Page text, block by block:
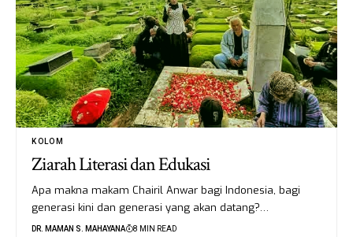
KOLOM
Ziarah Literasi dan Edukasi
Apa makna makam Chairil Anwar bagi Indonesia, bagi
generasi kini dan generasi yang akan datang?…
DR. MAMAN S. MAHAYANA 8 MIN READ